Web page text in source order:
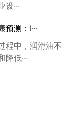
···
测：I···
程中，润滑油不
低···